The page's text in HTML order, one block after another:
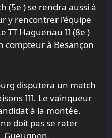
(5e ) se rendra aussi à
y rencontrer l’équipe
TT Haguenau II (8e )
compteur à Besançon
disputera un match
III. Le vainqueur
à la montée.
doit pas se rater